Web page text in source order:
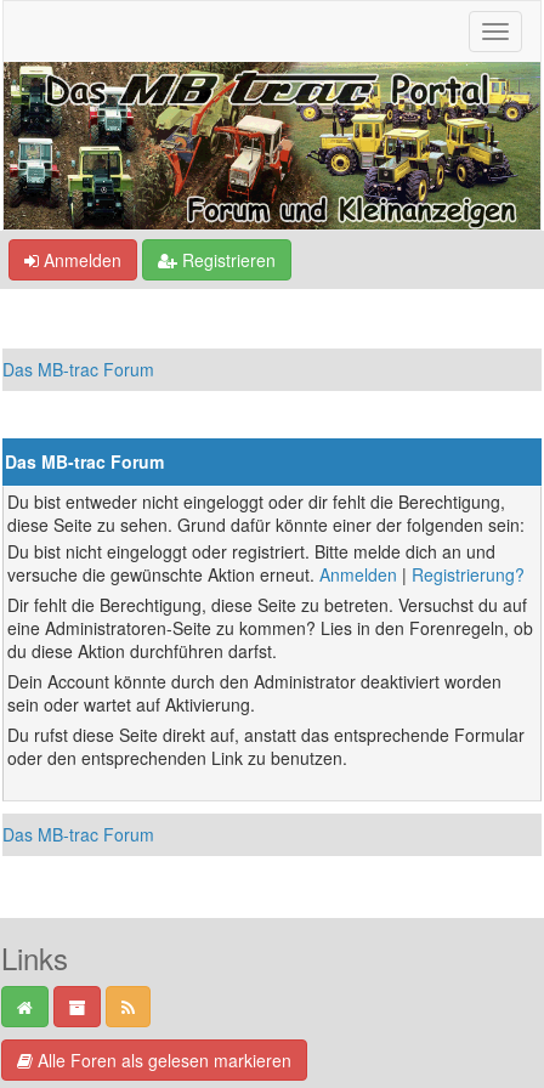
Anmelden Registrieren
Das MB-trac Forum
Das MB-trac Forum
Du bist entweder nicht eingeloggt oder dir fehlt die Berechtigung,
diese Seite zu sehen. Grund dafür könnte einer der folgenden sein:
Du bist nicht eingeloggt oder registriert. Bitte melde dich an und
versuche die gewünschte Aktion erneut.Anmelden | Registrierung?
Dir fehlt die Berechtigung, diese Seite zu betreten. Versuchst du auf
eine Administratoren-Seite zu kommen? Lies in den Forenregeln, ob
du diese Aktion durchführen darfst.
Dein Account könnte durch den Administrator deaktiviert worden
sein oder wartet auf Aktivierung.
Du rufst diese Seite direkt auf, anstatt das entsprechende Formular
oder den entsprechenden Link zu benutzen.
Das MB-trac Forum
Links
Alle Foren als gelesen markieren